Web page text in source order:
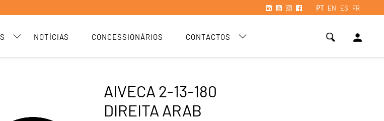
PT EN ES FR
NOTÍCIAS CONCESSIONÁRIOS CONTACTOS person
AIVECA 2-13-180
DIREITA ARAB